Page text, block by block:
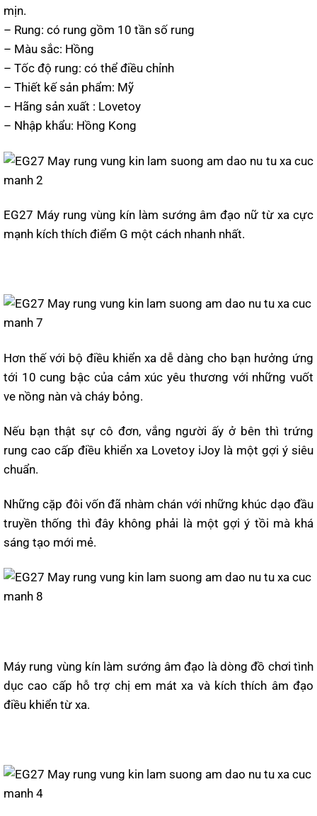
mịn.
– Rung: có rung gồm 10 tần số rung
– Màu sắc: Hồng
– Tốc độ rung: có thể điều chỉnh
– Thiết kế sản phẩm: Mỹ
– Hãng sản xuất : Lovetoy
– Nhập khẩu: Hồng Kong
EG27 Máy rung vùng kín làm sướng âm đạo nữ từ xa cực
mạnh kích thích điểm G một cách nhanh nhất.
Hơn thế với bộ điều khiển xa dễ dàng cho bạn hưởng ứng
tới 10 cung bậc của cảm xúc yêu thương với những vuốt
ve nồng nàn và cháy bỏng.
Nếu bạn thật sự cô đơn, vắng người ấy ở bên thì trứng
rung cao cấp điều khiển xa Lovetoy iJoy là một gợi ý siêu
chuẩn.
Những cặp đôi vốn đã nhàm chán với những khúc dạo đầu
truyền thống thì đây không phải là một gợi ý tồi mà khá
sáng tạo mới mẻ.
Máy rung vùng kín làm sướng âm đạo là dòng đồ chơi tình
dục cao cấp hỗ trợ chị em mát xa và kích thích âm đạo
điều khiển từ xa.